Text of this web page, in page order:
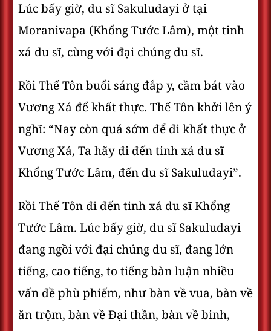
Lúc bấy giờ, du sĩ Sakuludayi ở tại
Moranivapa (Khổng Tước Lâm), một tinh
xá du sĩ, cùng với đại chúng du sĩ.
Rồi Thế Tôn buổi sáng đắp y, cầm bát vào
Vương Xá để khất thực. Thế Tôn khởi lên ý
nghĩ: “Nay còn quá sớm để đi khất thực ở
Vương Xá, Ta hãy đi đến tinh xá du sĩ
Khổng Tước Lâm, đến du sĩ Sakuludayi”.
Rồi Thế Tôn đi đến tinh xá du sĩ Khổng
Tước Lâm. Lúc bấy giờ, du sĩ Sakuludayi
đang ngồi với đại chúng du sĩ, đang lớn
tiếng, cao tiếng, to tiếng bàn luận nhiều
vấn đề phù phiếm, như bàn về vua, bàn về
ăn trộm, bàn về Ðại thần, bàn về binh,